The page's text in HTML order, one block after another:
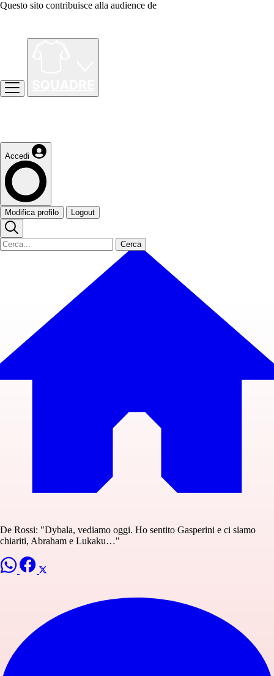
Questo sito contribuisce alla audience de
Accedi
Modifica profilo Logout
Cerca
De Rossi: "Dybala, vediamo oggi. Ho sentito Gasperini e ci siamo
chiariti, Abraham e Lukaku…"